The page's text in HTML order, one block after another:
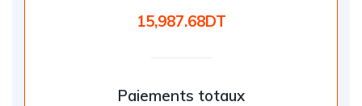
15,987.68DT
Paiements totaux